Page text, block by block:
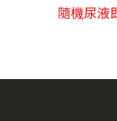
隨機尿液